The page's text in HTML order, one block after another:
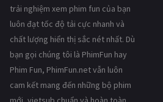
trải nghiệm xem phim fun của bạn
luôn đạt tốc độ tải cực nhanh và
chất lượng hiển thị sắc nét nhất. Dù
bạn gọi chúng tôi là PhimFun hay
Phim Fun, PhimFun.net vẫn luôn
cam kết mang đến những bộ phim